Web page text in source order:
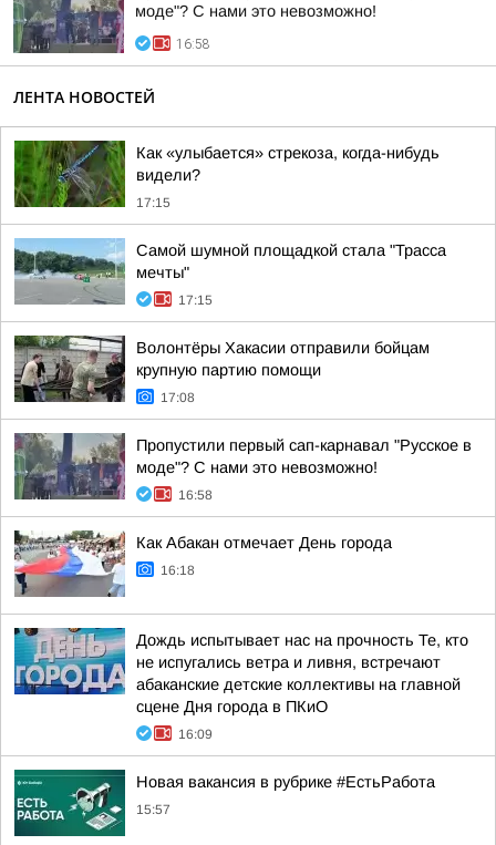
моде"? С нами это невозможно!
16:58
ЛЕНТА НОВОСТЕЙ
Как «улыбается» стрекоза, когда-нибудь
видели?
17:15
Самой шумной площадкой стала "Трасса
мечты"
17:15
Волонтёры Хакасии отправили бойцам
крупную партию помощи
17:08
Пропустили первый сап-карнавал "Русское в
моде"? С нами это невозможно!
16:58
Как Абакан отмечает День города
16:18
Дождь испытывает нас на прочность Те, кто
не испугались ветра и ливня, встречают
абаканские детские коллективы на главной
сцене Дня города в ПКиО
16:09
Новая вакансия в рубрике #ЕстьРабота
15:57